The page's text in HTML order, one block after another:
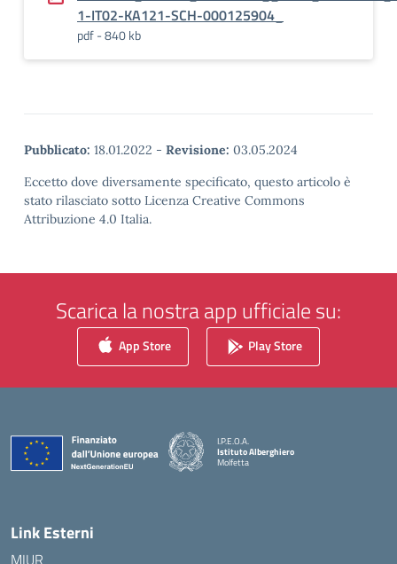
1-IT02-KA121-SCH-000125904_
pdf - 840 kb
Pubblicato: 18.01.2022 - Revisione: 03.05.2024
Eccetto dove diversamente specificato, questo articolo è
stato rilasciato sotto Licenza Creative Commons
Attribuzione 4.0 Italia.
Scarica la nostra app ufficiale su:
App Store Play Store
I.P.E.O.A.
Istituto Alberghiero
Molfetta
Link Esterni
MIUR